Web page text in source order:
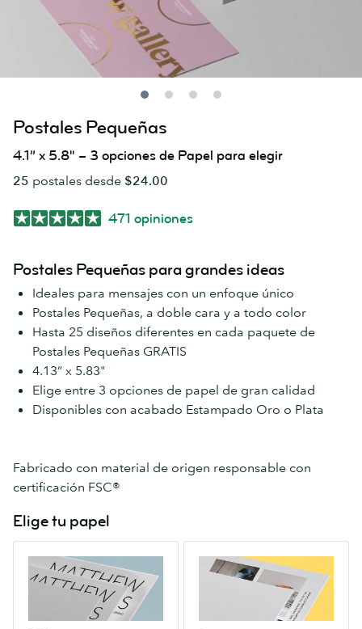
Postales Pequeñas
4.1” x 5.8" – 3 opciones de Papel para elegir
25 postales desde $24.00
471 opiniones
Postales Pequeñas para grandes ideas
Ideales para mensajes con un enfoque único
Postales Pequeñas, a doble cara y a todo color
Hasta 25 diseños diferentes en cada paquete de
Postales Pequeñas GRATIS
4.13” x 5.83"
Elige entre 3 opciones de papel de gran calidad
Disponibles con acabado Estampado Oro o Plata
Fabricado con material de origen responsable con
certificación FSC®
Elige tu papel
Nuestro
fantástico